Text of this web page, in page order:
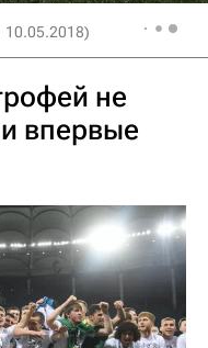
10.05.2018)
не
впервые